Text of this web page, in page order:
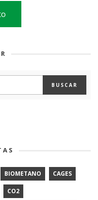
BIOMETANO CAGES
CO2